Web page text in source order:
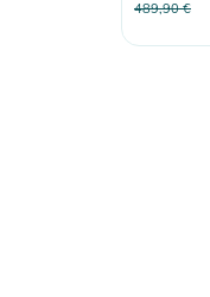
489,90 €